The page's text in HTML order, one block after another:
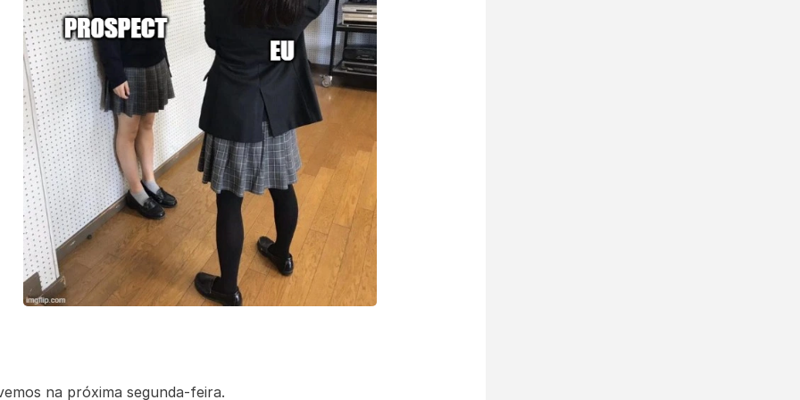
na próxima segunda-feira.